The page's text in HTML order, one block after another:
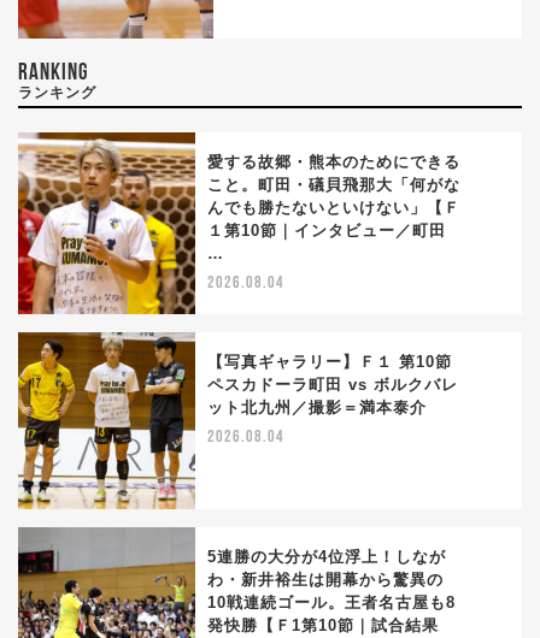
RANKING
ランキング
愛する故郷・熊本のためにできる
こと。町田・礒貝飛那大「何がな
んでも勝たないといけない」【Ｆ
１第10節｜インタビュー／町田
…
2026.08.04
【写真ギャラリー】Ｆ１ 第10節
ペスカドーラ町田 vs ボルクバレ
ット北九州／撮影＝満本泰介
2026.08.04
5連勝の大分が4位浮上！しなが
わ・新井裕生は開幕から驚異の
10戦連続ゴール。王者名古屋も8
発快勝【Ｆ1第10節｜試合結果